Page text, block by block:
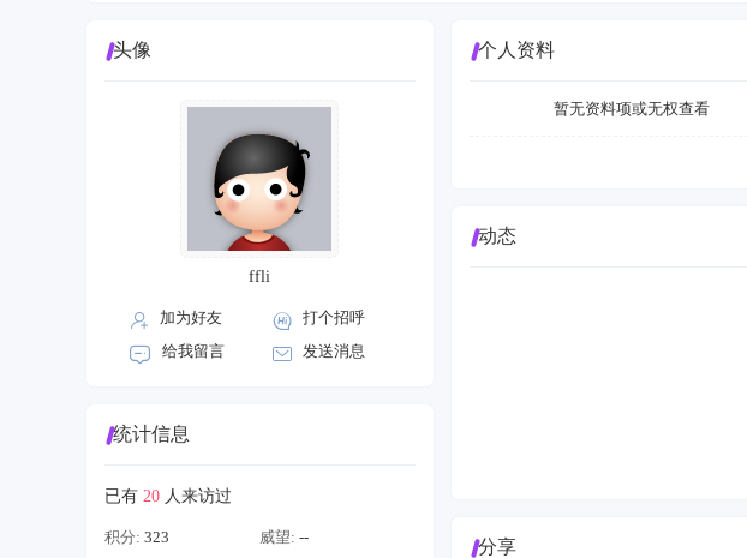
头像
ffli
加为好友
打个招呼
给我留言
发送消息
统计信息
已有 20 人来访过
积分: 323 威望:--
个人资料
暂无资料项或无权查看
动态
分享